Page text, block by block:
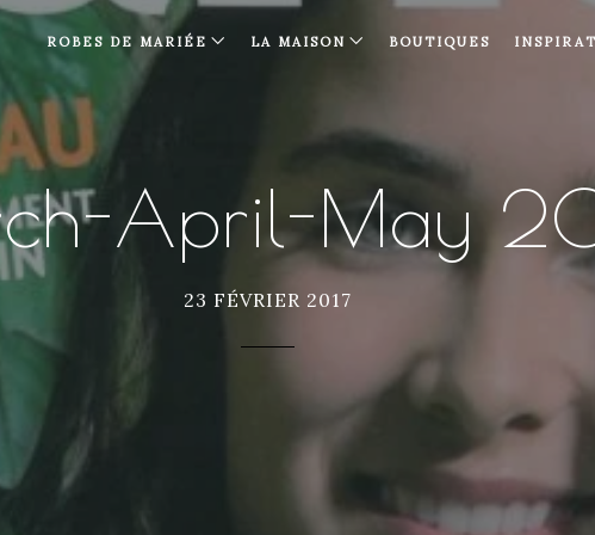
ROBES DE MARIÉE LA MAISON BOUTIQUES
April-May
23 FÉVRIER 2017